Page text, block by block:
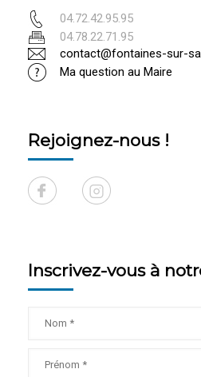
04.72.42.95.95
04.78.22.71.95
contact@fontaines-sur-
Ma question au Maire
Rejoignez-nous !
Inscrivez-vous à